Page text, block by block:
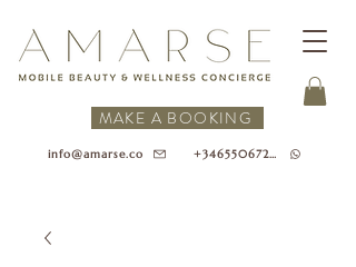
info@amarse.co +34655067218
MAKE A BOOKING